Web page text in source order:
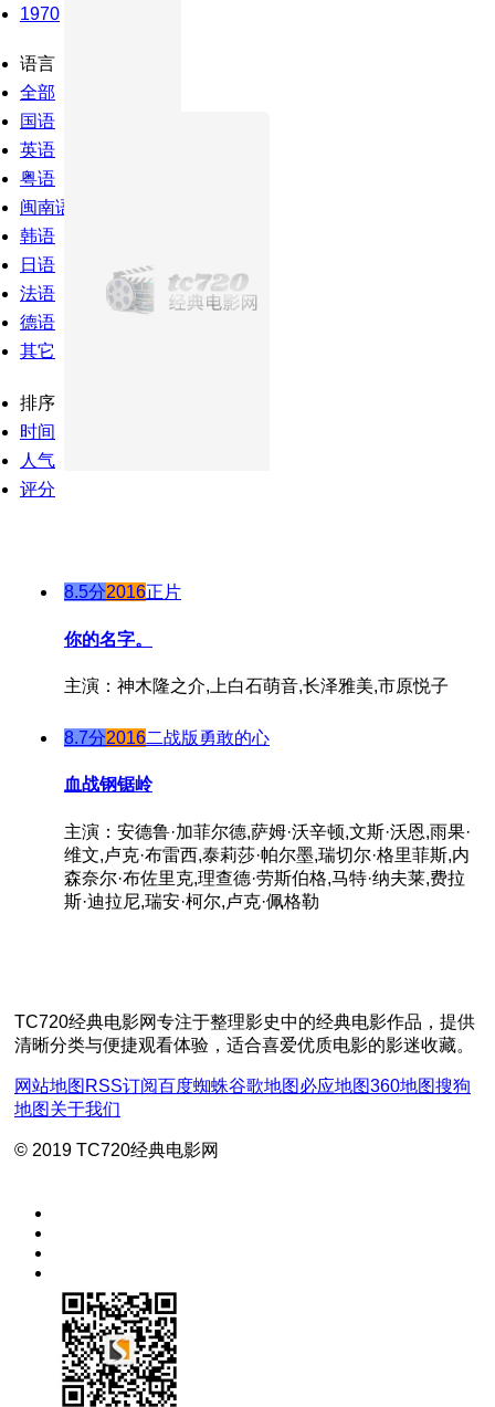
1970
语言
全部
国语
英语
粤语
闽南语
韩语
日语
法语
德语
其它
排序
时间
人气
评分
8.5分2016正片
你的名字。
主演：神木隆之介,上白石萌音,长泽雅美,市原悦子
8.7分2016二战版勇敢的心
血战钢锯岭
主演：安德鲁·加菲尔德,萨姆·沃辛顿,文斯·沃恩,雨果·
维文,卢克·布雷西,泰莉莎·帕尔墨,瑞切尔·格里菲斯,内
森奈尔·布佐里克,理查德·劳斯伯格,马特·纳夫莱,费拉
斯·迪拉尼,瑞安·柯尔,卢克·佩格勒
TC720经典电影网专注于整理影史中的经典电影作品，提供
清晰分类与便捷观看体验，适合喜爱优质电影的影迷收藏。
网站地图 RSS订阅百度蜘蛛谷歌地图必应地图360地图搜狗
地图关于我们
© 2019 TC720经典电影网